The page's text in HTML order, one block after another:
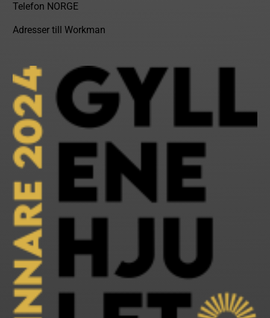
Telefon NORGE
Adresser till Workman